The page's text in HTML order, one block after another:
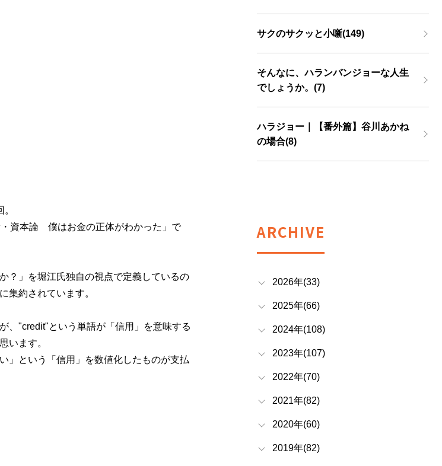
資本論 僕はお金の正体がわかった」で
？」を堀江氏独自の視点で定義しているの
集約されています。
、"credit"という単語が「信用」を意味する
います。
」という「信用」を数値化したものが支払
サクのサクッと小噺(149)
そんなに、ハランバンジョーな人生
でしょうか。(7)
ハラジョー｜【番外篇】谷川あかね
の場合(8)
ARCHIVE
2026年(33)
2025年(66)
2024年(108)
2023年(107)
2022年(70)
2021年(82)
2020年(60)
2019年(82)